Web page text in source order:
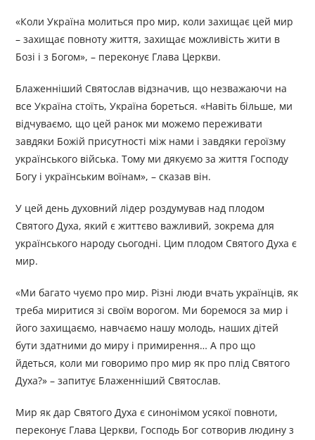
«Коли Україна молиться про мир, коли захищає цей мир
– захищає повноту життя, захищає можливість жити в
Бозі і з Богом», – переконує Глава Церкви.
Блаженніший Святослав відзначив, що незважаючи на
все Україна стоїть, Україна бореться. «Навіть більше, ми
відчуваємо, що цей ранок ми можемо переживати
завдяки Божій присутності між нами і завдяки героїзму
українського війська. Тому ми дякуємо за життя Господу
Богу і українським воїнам», – сказав він.
У цей день духовний лідер роздумував над плодом
Святого Духа, який є життєво важливий, зокрема для
українського народу сьогодні. Цим плодом Святого Духа є
мир.
«Ми багато чуємо про мир. Різні люди вчать українців, як
треба миритися зі своїм ворогом. Ми боремося за мир і
його захищаємо, навчаємо нашу молодь, наших дітей
бути здатними до миру і примирення… А про що
йдеться, коли ми говоримо про мир як про плід Святого
Духа?» – запитує Блаженніший Святослав.
Мир як дар Святого Духа є синонімом усякої повноти,
переконує Глава Церкви, Господь Бог сотворив людину з